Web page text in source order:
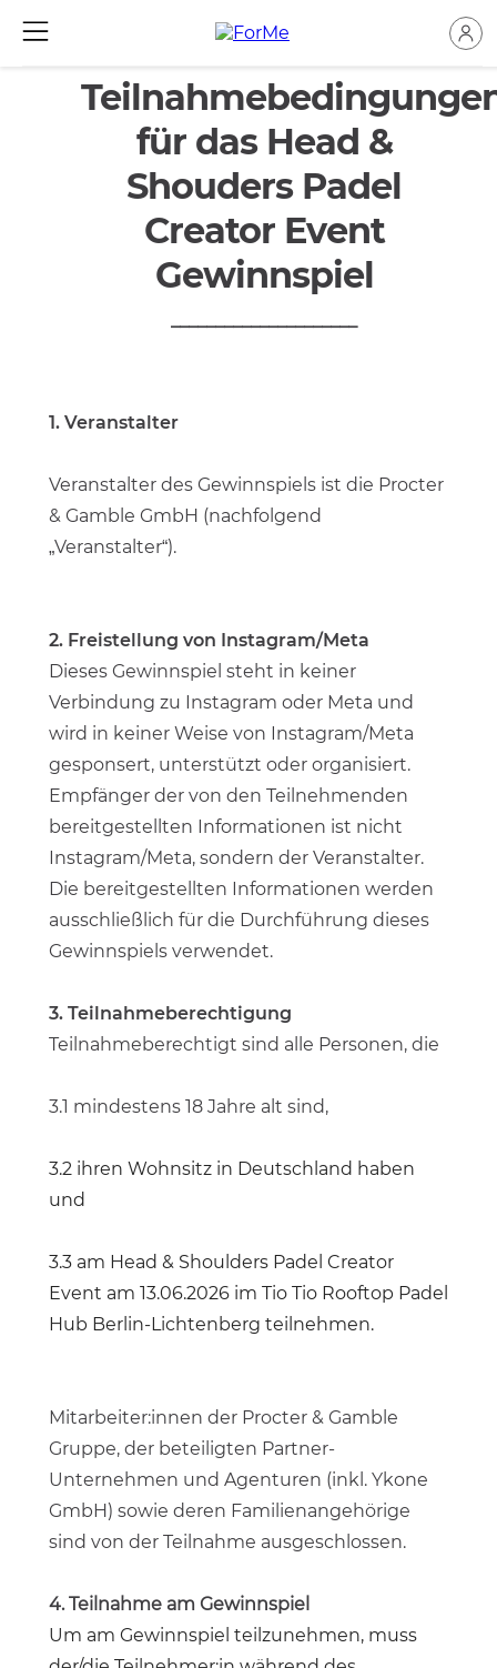
für das Head &
Shouders Padel
Creator Event
Gewinnspiel
_____________________
1. Veranstalter
Veranstalter des Gewinnspiels ist die Procter
& Gamble GmbH (nachfolgend
„Veranstalter“).
2. Freistellung von Instagram/Meta
Dieses Gewinnspiel steht in keiner
Verbindung zu Instagram oder Meta und
wird in keiner Weise von Instagram/Meta
gesponsert, unterstützt oder organisiert.
Empfänger der von den Teilnehmenden
bereitgestellten Informationen ist nicht
Instagram/Meta, sondern der Veranstalter.
Die bereitgestellten Informationen werden
ausschließlich für die Durchführung dieses
Gewinnspiels verwendet.
3. Teilnahmeberechtigung
Teilnahmeberechtigt sind alle Personen, die
3.1 mindestens 18 Jahre alt sind,
3.2 ihren Wohnsitz in Deutschland haben
und
3.3 am Head & Shoulders Padel Creator
Event am 13.06.2026 im Tio Tio Rooftop Padel
Hub Berlin-Lichtenberg teilnehmen.
Mitarbeiter:innen der Procter & Gamble
Gruppe, der beteiligten Partner-
Unternehmen und Agenturen (inkl. Ykone
GmbH) sowie deren Familienangehörige
sind von der Teilnahme ausgeschlossen.
4. Teilnahme am Gewinnspiel
Um am Gewinnspiel teilzunehmen, muss